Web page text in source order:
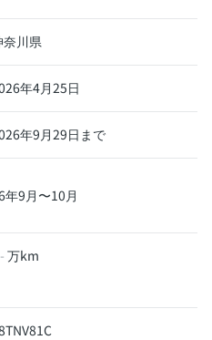
奈川県
年4月25日
年9月29日まで
年9月〜10月
万km